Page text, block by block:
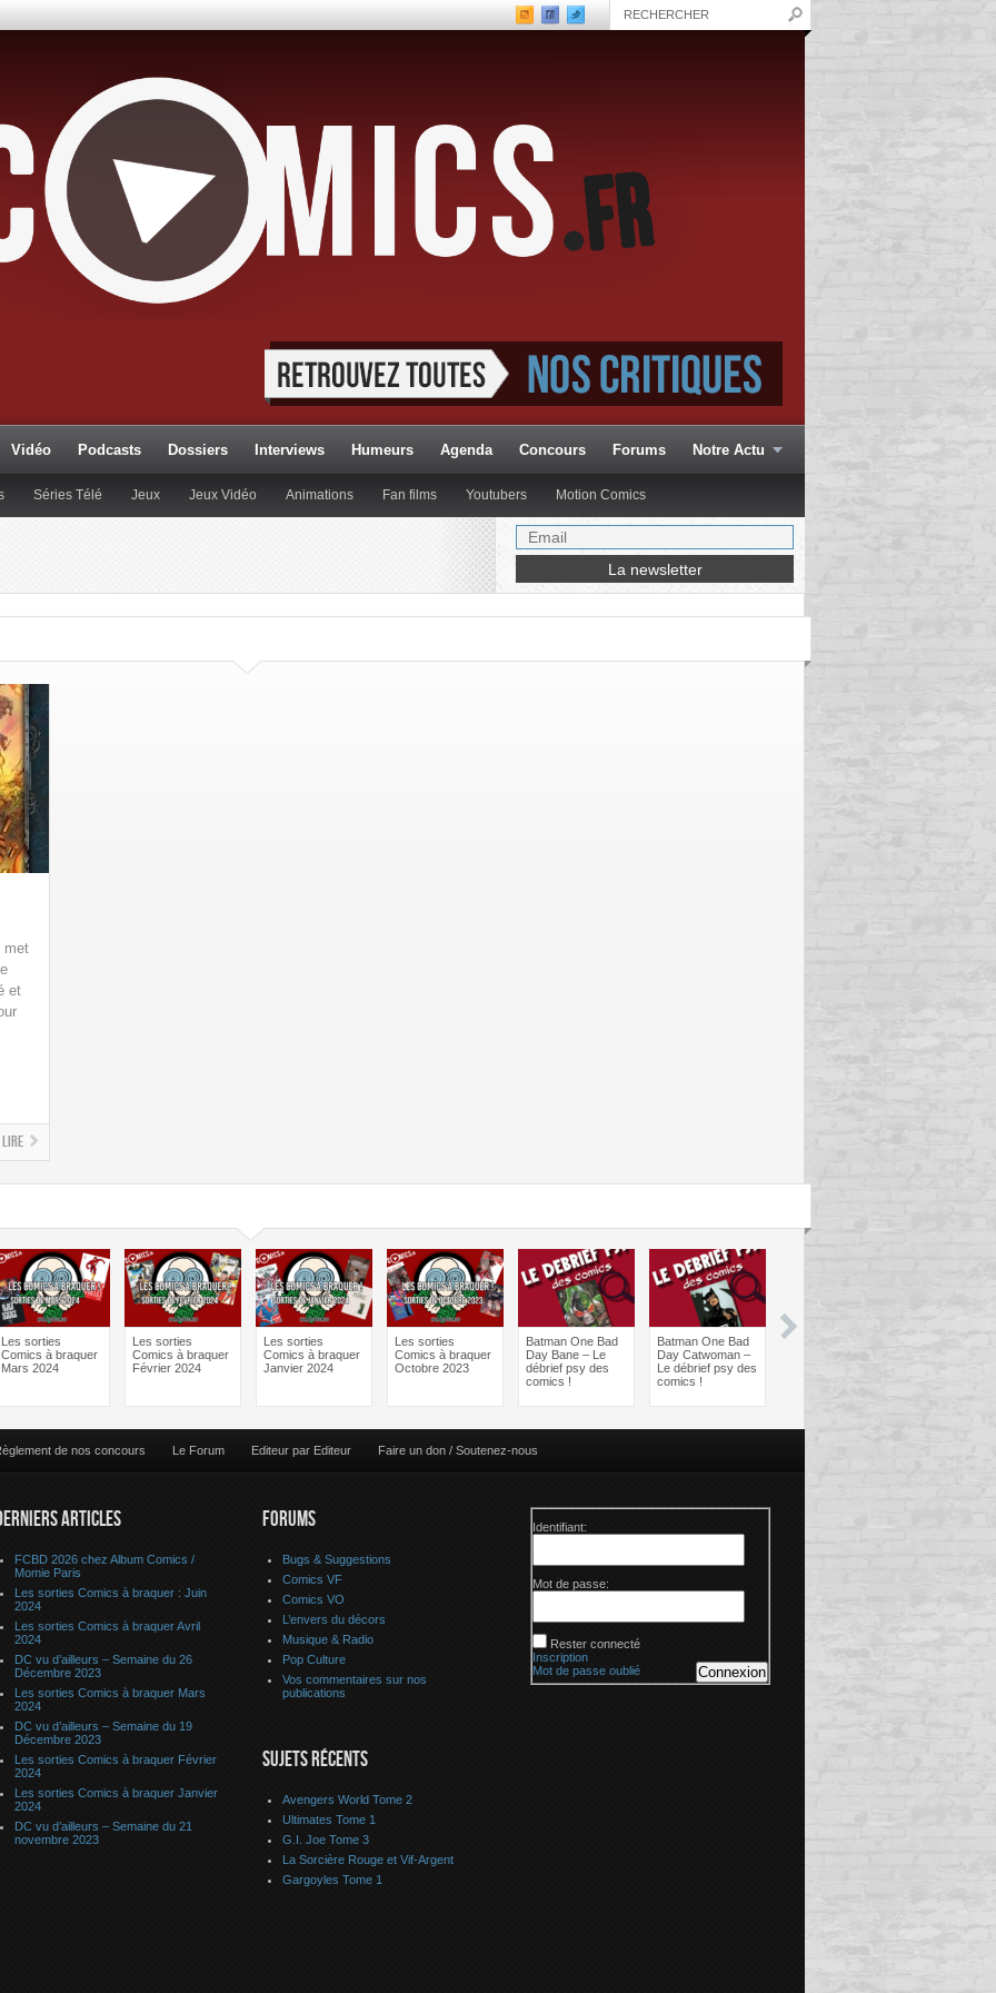
Vidéo Podcasts Dossiers Interviews Humeurs Agenda Concours Forums Notre Actu
Séries Télé Jeux Jeux Vidéo Animations Fan films Youtubers Motion Comics
met
et
Lire
Les sorties
Comics à braquer
Mars 2024
Les sorties
Comics à braquer
Février 2024
Les sorties
Comics à braquer
Janvier 2024
Les sorties
Comics à braquer
Octobre 2023
Batman One Bad
Day Bane – Le
débrief psy des
comics !
Batman One Bad
Day Catwoman –
Le débrief psy des
comics !
de nos concours Le Forum Editeur par Editeur Faire un don / Soutenez-nous
ARTICLES
FCBD 2026 chez Album Comics /
Momie Paris
Les sorties Comics à braquer : Juin
2024
Les sorties Comics à braquer Avril
2024
DC vu d’ailleurs – Semaine du 26
Décembre 2023
Les sorties Comics à braquer Mars
2024
DC vu d’ailleurs – Semaine du 19
Décembre 2023
Les sorties Comics à braquer Février
2024
Les sorties Comics à braquer Janvier
2024
DC vu d’ailleurs – Semaine du 21
novembre 2023
FORUMS
Bugs & Suggestions
Comics VF
Comics VO
L’envers du décors
Musique & Radio
Pop Culture
Vos commentaires sur nos
publications
SUJETS RÉCENTS
Avengers World Tome 2
Ultimates Tome 1
G.I. Joe Tome 3
La Sorcière Rouge et Vif-Argent
Gargoyles Tome 1
Identifiant:
Mot de passe:
Rester connecté
Connexion
Inscription
Mot de passe oublié